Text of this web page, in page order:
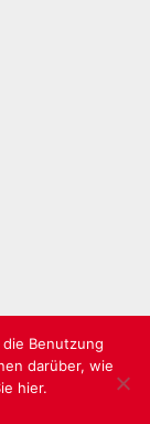
Benutzung
darüber, wie
hier.